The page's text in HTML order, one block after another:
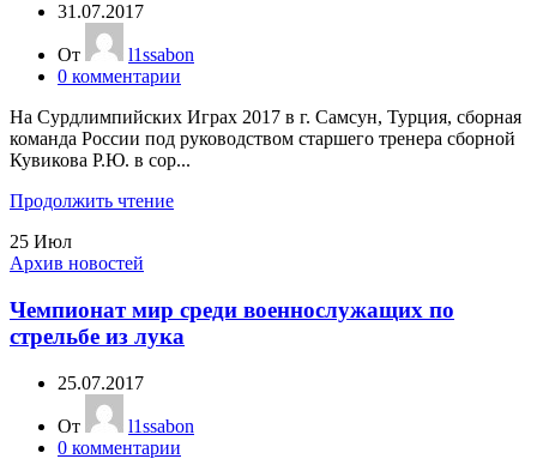
31.07.2017
От
l1ssabon
0 комментарии
На Сурдлимпийских Играх 2017 в г. Самсун, Турция, сборная
команда России под руководством старшего тренера сборной
Кувикова Р.Ю. в сор...
Продолжить чтение
25 Июл
Архив новостей
Чемпионат мир среди военнослужащих по
стрельбе из лука
25.07.2017
От
l1ssabon
0 комментарии